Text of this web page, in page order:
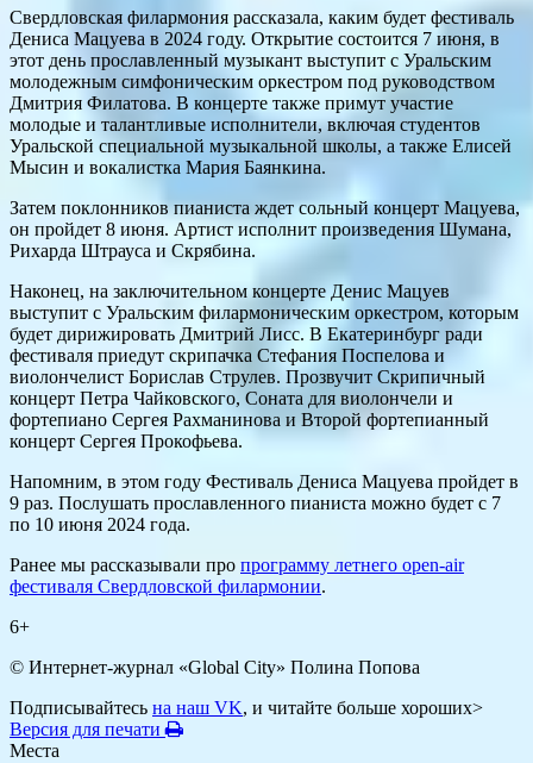
Свердловская филармония рассказала, каким будет фестиваль
Дениса Мацуева в 2024 году. Открытие состоится 7 июня, в
этот день прославленный музыкант выступит с Уральским
молодежным симфоническим оркестром под руководством
Дмитрия Филатова. В концерте также примут участие
молодые и талантливые исполнители, включая студентов
Уральской специальной музыкальной школы, а также Елисей
Мысин и вокалистка Мария Баянкина.
Затем поклонников пианиста ждет сольный концерт Мацуева,
он пройдет 8 июня. Артист исполнит произведения Шумана,
Рихарда Штрауса и Скрябина.
Наконец, на заключительном концерте Денис Мацуев
выступит с Уральским филармоническим оркестром, которым
будет дирижировать Дмитрий Лисс. В Екатеринбург ради
фестиваля приедут скрипачка Стефания Поспелова и
виолончелист Борислав Струлев. Прозвучит Скрипичный
концерт Петра Чайковского, Соната для виолончели и
фортепиано Сергея Рахманинова и Второй фортепианный
концерт Сергея Прокофьева.
Напомним, в этом году Фестиваль Дениса Мацуева пройдет в
9 раз. Послушать прославленного пианиста можно будет с 7
по 10 июня 2024 года.
Ранее мы рассказывали про программу летнего open-air
фестиваля Свердловской филармонии.
6+
© Интернет-журнал «Global City» Полина Попова
Подписывайтесь на наш VK, и читайте больше хороших>
Версия для печати
Места